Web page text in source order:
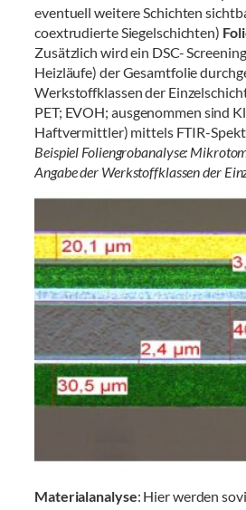
eventuell weitere Schichten
coextrudierte Siegelschichten)
Zusätzlich wird ein DSC-
Heizläufe) der Gesamtfolie
Werkstoffklassen der
PET; EVOH; ausgenommen sind
Haftvermittler) mittels FTIR-
Beispiel Foliengrobanalyse:
Angabe der Werkstoffklassen der
Materialanalyse: Hier werden